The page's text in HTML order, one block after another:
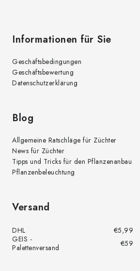
Informationen für Sie
Geschäftsbedingungen
Geschäftsbewertung
Datenschutzerklärung
Blog
Allgemeine Ratschläge für Züchter
News für Züchter
Tipps und Tricks für den Pflanzenanbau
Pflanzenbeleuchtung
Versand
DHL
€5,99
GEIS -
Palettenversand
€59